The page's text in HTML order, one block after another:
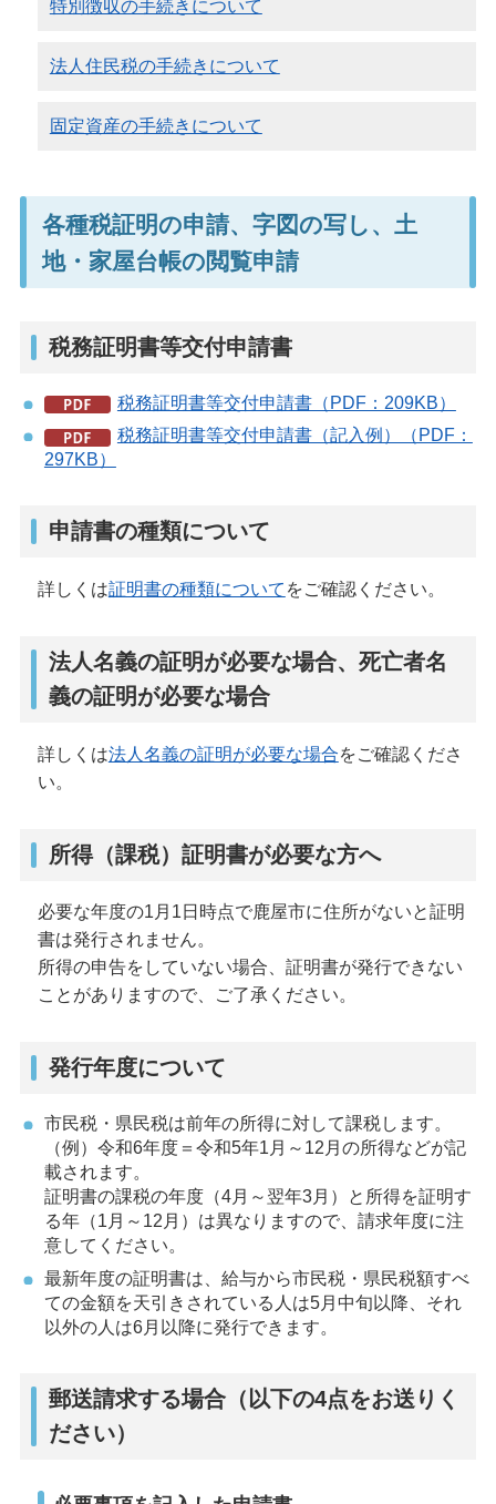
特別徴収の手続きについて
法人住民税の手続きについて
固定資産の手続きについて
各種税証明の申請、字図の写し、土
地・家屋台帳の閲覧申請
税務証明書等交付申請書
税務証明書等交付申請書（PDF：209KB）
税務証明書等交付申請書（記入例）（PDF：
297KB）
申請書の種類について
詳しくは証明書の種類について をご確認ください。
法人名義の証明が必要な場合、死亡者名
義の証明が必要な場合
詳しくは法人名義の証明が必要な場合をご確認くださ
い。
所得（課税）証明書が必要な方へ
必要な年度の1月1日時点で鹿屋市に住所がないと証明
書は発行されません。
所得の申告をしていない場合、証明書が発行できない
ことがありますので、ご了承ください。
発行年度について
市民税・県民税は前年の所得に対して課税します。
（例）令和6年度＝令和5年1月～12月の所得などが記
載されます。
証明書の課税の年度（4月～翌年3月）と所得を証明す
る年（1月～12月）は異なりますので、請求年度に注
意してください。
最新年度の証明書は、給与から市民税・県民税額すべ
ての金額を天引きされている人は5月中旬以降、それ
以外の人は6月以降に発行できます。
郵送請求する場合（以下の4点をお送りく
ださい）